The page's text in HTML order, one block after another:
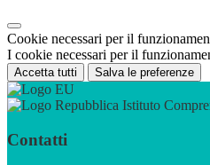
Cookie necessari per il
I cookie necessari per il
Accetta tutti Salva le preferenze
Istituto
Contatti